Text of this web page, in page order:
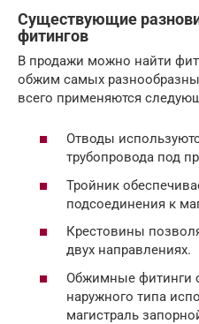
Существующие
фитингов
В продажи можно найти
обжим самых
всего применяются
Отводы
трубопровода под
Тройник
подсоединения к
Крестовины
двух направлениях.
Обжимные фитинги
наружного типа
магистраль